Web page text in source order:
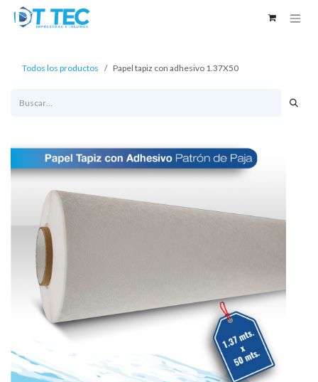
Ir al contenido
Todos los productos Papel tapiz con adhesivo 1.37X50